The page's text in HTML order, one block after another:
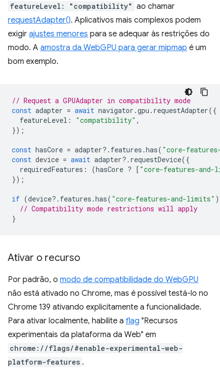
featureLevel: "compatibility" ao chamar
requestAdapter(). Aplicativos mais complexos podem
exigir ajustes menores para se adequar às restrições do
modo. A amostra da WebGPU para gerar mipmap é um
bom exemplo.
// Request a GPUAdapter in compatibility mode
const adapter = await navigator .gpu . requestAdapter({
featureLevel : "compatibility" ,
});
const hasCore = adapter? . features .has( "core-
const device = await adapter? . requestDevice({
requiredFeatures : (hasCore ? [ "core-features-
});
if (device? . features .has( "core-features-and-limits"
// Compatibility mode restrictions will apply
}
Ativar o recurso
Por padrão, o modo de compatibilidade do WebGPU
não está ativado no Chrome, mas é possível testá-lo no
Chrome 139 ativando explicitamente a funcionalidade.
Para ativar localmente, habilite a flag "Recursos
experimentais da plataforma da Web" em
chrome://flags/#enable-experimental-web-
platform-features .